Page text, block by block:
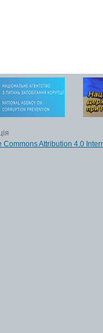
Commons Attribution 4.0